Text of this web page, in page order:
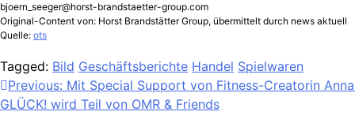
bjoern_seeger@horst-brandstaetter-group.com
Original-Content von: Horst Brandstätter Group, übermittelt durch news aktuell
Quelle: ots
Tagged: Bild Geschäftsberichte Handel Spielwaren
Beitragsnavigation
Previous: Mit Special Support von Fitness-Creatorin
GLÜCK! wird Teil von OMR & Friends